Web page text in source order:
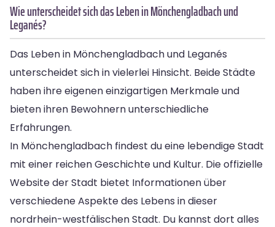
Wie unterscheidet sich das Leben in Mönchengladbach und
Leganés?
Das Leben in Mönchengladbach und Leganés
unterscheidet sich in vielerlei Hinsicht. Beide Städte
haben ihre eigenen einzigartigen Merkmale und
bieten ihren Bewohnern unterschiedliche
Erfahrungen.
In Mönchengladbach findest du eine lebendige Stadt
mit einer reichen Geschichte und Kultur. Die offizielle
Website der Stadt bietet Informationen über
verschiedene Aspekte des Lebens in dieser
nordrhein-westfälischen Stadt. Du kannst dort alles